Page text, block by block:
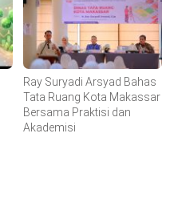
Ray Suryadi Arsyad Bahas
Tata Ruang Kota Makassar
Bersama Praktisi dan
Akademisi